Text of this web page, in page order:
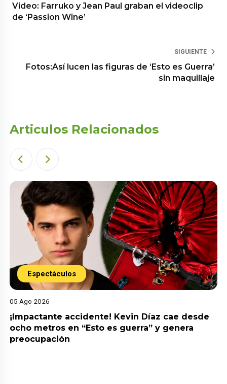
Video: Farruko y Jean Paul graban el videoclip
de ‘Passion Wine’
SIGUIENTE
Fotos:Así lucen las figuras de ‘Esto es Guerra’
sin maquillaje
Articulos Relacionados
Espectáculos
05 Ago 2026
¡Impactante accidente! Kevin Díaz cae desde
ocho metros en “Esto es guerra” y genera
preocupación